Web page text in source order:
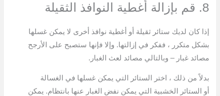
8. قم بإزالة أغطية النوافذ الثقيلة
إذا كان لديك ستائر ثقيلة أو أغطية نوافذ أخرى لا يمكن غسلها
بشكل متكرر ، ففكر في إزالتها. وإلا فإنها ستصبح على الأرجح
مصائد غبار – وبالتالي مصائد لعث الغبار.
بدلاً من ذلك ، اختر الستائر التي يمكن غسلها في الغسالة
أو الستائر الخشبية التي يمكن نفض الغبار عنها بانتظام. يمكن